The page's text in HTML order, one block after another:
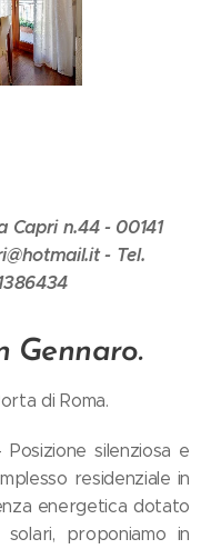
Capri n.44 - 00141
- Tel.
Gennaro.
di Roma.
silenziosa e
residenziale in
energetica dotato
proponiamo in